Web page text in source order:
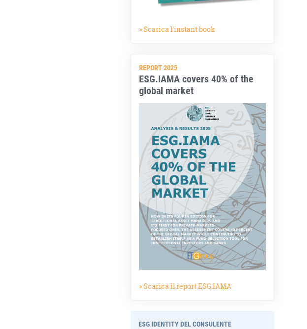
» Scarica l'instant book
REPORT 2025
ESG.IAMA covers 40% of the
global market
» Scarica il report ESG.IAMA
ESG IDENTITY DEL CONSULENTE